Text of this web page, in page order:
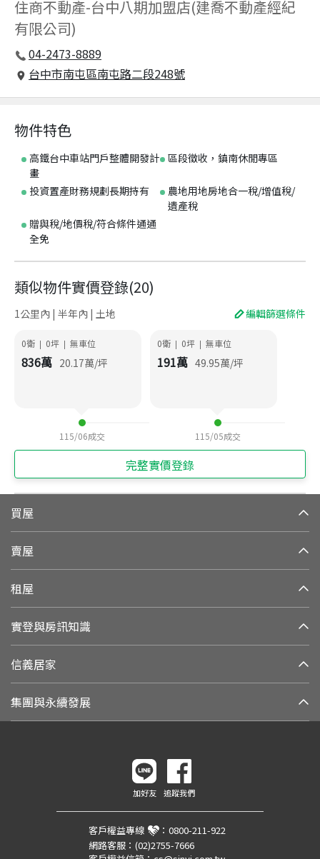
住商不動產-台中八期加盟店(建喬不動產經紀
有限公司)
04-2473-8889
台中市南屯區南屯路二段248號
物件特色
高鐵台中車站門戶整體開發計
畫
區段徵收，鎮南休閒專區
投資置產財務規劃長期持有
農地用地房地合一稅/增值稅/
遺產稅
贈與稅/地價稅/符合條件通通
全免
類似物件實價登錄(20)
1公里內 | 半年內 | 土地 編輯篩選條件
0衛 | 0坪 | 無車位
836萬 20.17萬/坪
115/06成交
0衛 | 0坪 | 無車位
191萬 49.95萬/坪
115/05成交
完整實價登錄
買屋
賣屋
租屋
實登與房訊知識
信義居家
集團與永續發展
加好友 追蹤我們
客戶權益專線 ： 0800-211-922
網路客服： (02)2755-7666